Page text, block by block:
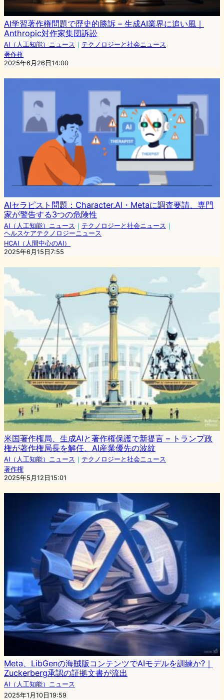
AI学習著作権問題で歴史的勝訴 – 生成AI業界に追い風｜
Anthropic対作家集団訴訟
AI（人工知能）ニュース ｜ テクノロジーと社会ニュース
著作権
2025年6月26日14:00
AIセラピスト問題：Character.AI・Metaに調査要請、専門
家が警告する3つの危険性
AI（人工知能）ニュース ｜ テクノロジーと社会ニュース ｜
ヘルスケアテクノロジーニュース
HCAI（人間中心のAI）
2025年6月15日7:55
米国著作権局、生成AIと著作権保護で新提言 – トランプ政
権が著作権局長を解任、AI産業優先の波紋
AI（人工知能）ニュース ｜ テクノロジーと社会ニュース
著作権
2025年5月12日15:01
Meta、LibGenの海賊版コンテンツでAIモデルを訓練か?｜
Zuckerberg承認の証拠文書が流出
AI（人工知能）ニュース
2025年1月10日19:59